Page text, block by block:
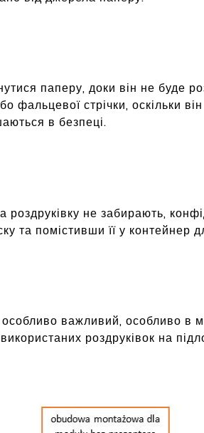
паперу, доки він не буде
фальцевої стрічки, оскільки
в безпеці.
не забирають,
та помістивши її у контейнер
важливий, особливо в
роздруківок на